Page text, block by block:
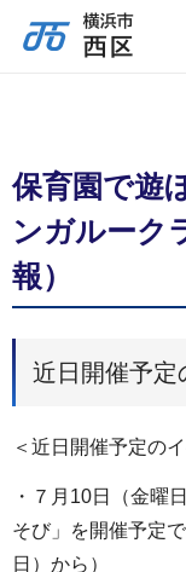
保育園で遊
ンガルーク
報）
近日開催予定
＜近日開催予定の
・７月10日（金曜
そび」を開催予定
日）から）